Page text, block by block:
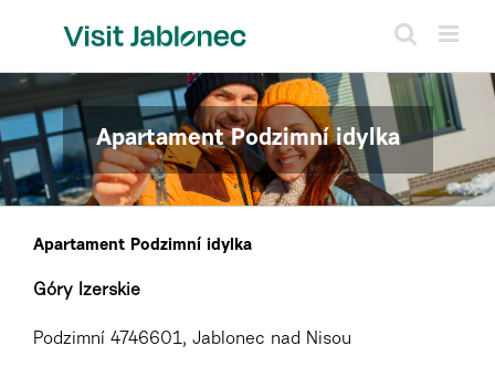
Apartament Podzimní idylka
Apartament Podzimní idylka
Góry Izerskie
Podzimní 4746601, Jablonec nad Nisou